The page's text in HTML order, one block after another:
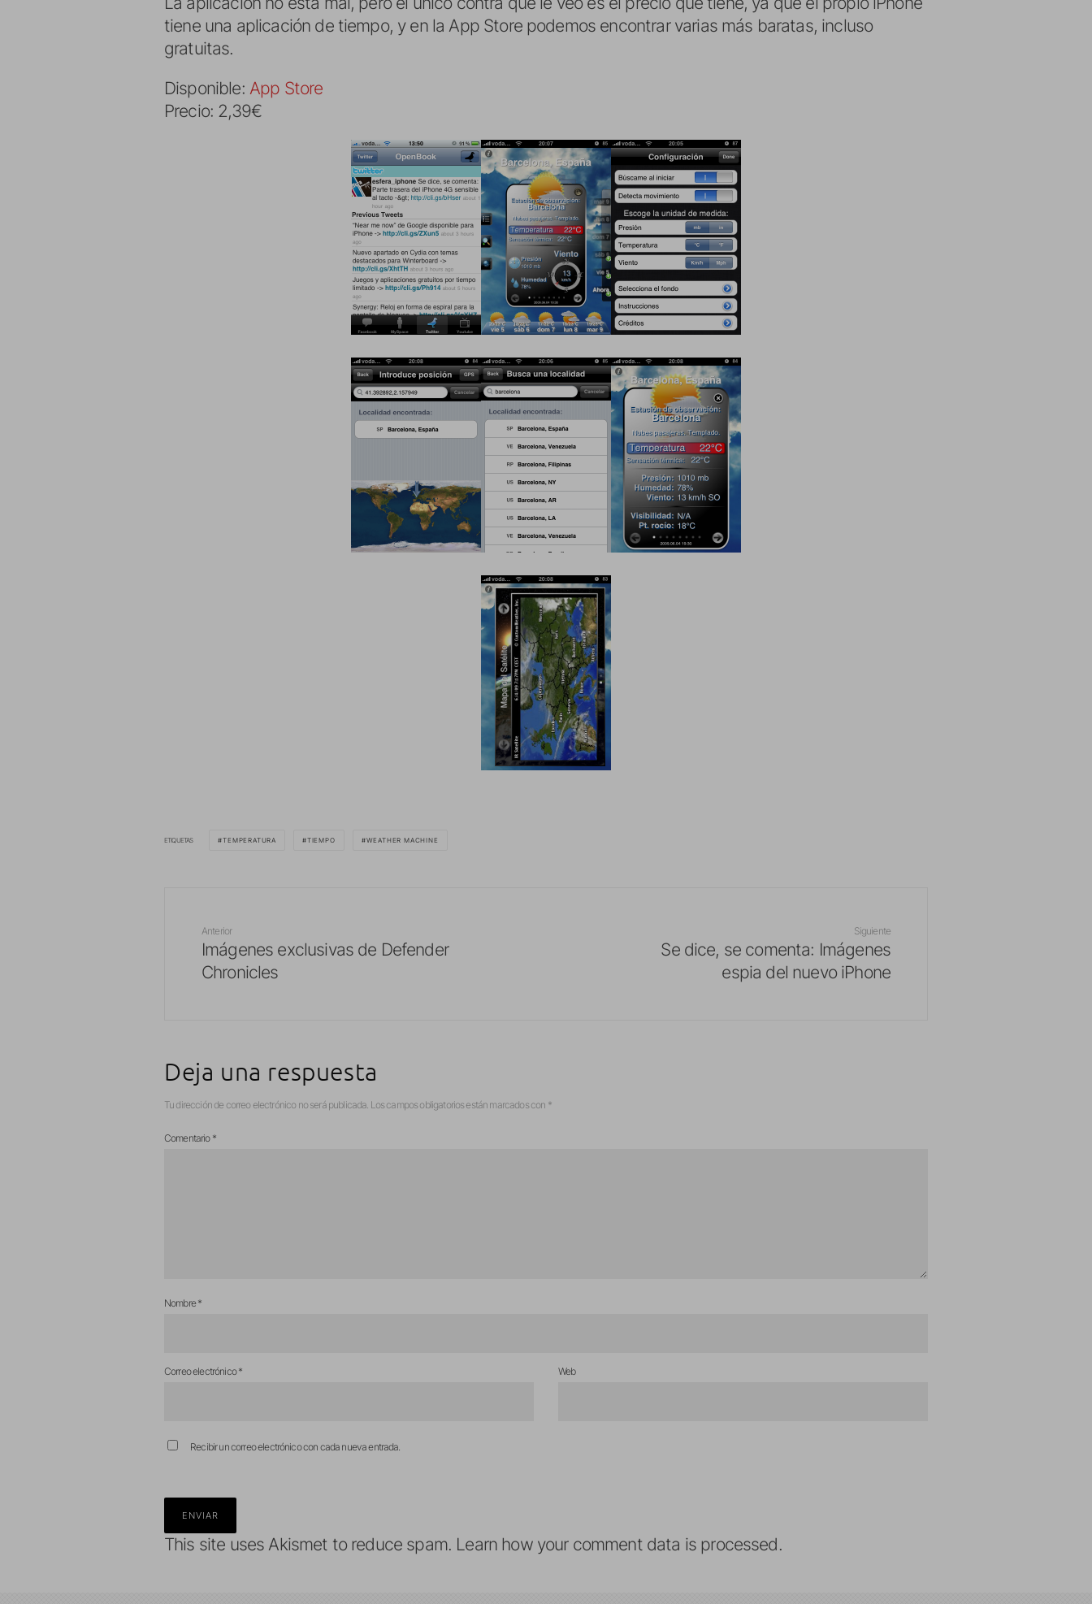
tiene una aplicación de tiempo, y en la App Store podemos encontrar varias más baratas, incluso
gratuitas.
Disponible: App Store
Precio: 2,39€
ETIQUETAS TEMPERATURA TIEMPO WEATHER MACHINE
Anterior
Imágenes exclusivas de Defender
Chronicles
Siguiente
Se dice, se comenta: Imágenes
espia del nuevo iPhone
Deja una respuesta
Tu dirección de correo electrónico no será publicada. Los campos obligatorios están marcados con *
Comentario *
Nombre*
Correo electrónico* Web
Recibir un correo electrónico con cada nueva entrada.
This site uses Akismet to reduce spam. Learn how your comment data is processed.